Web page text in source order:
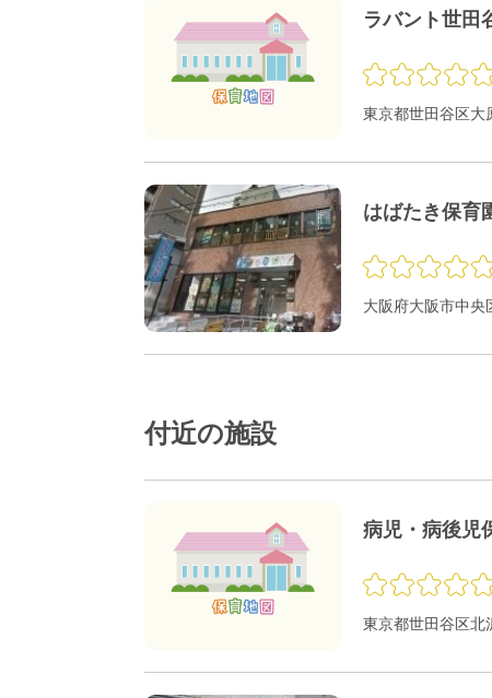
ラバント世田
東京都世田谷区大
はばたき保育
大阪府大阪市中央
付近の施設
病児・病後児
東京都世田谷区北